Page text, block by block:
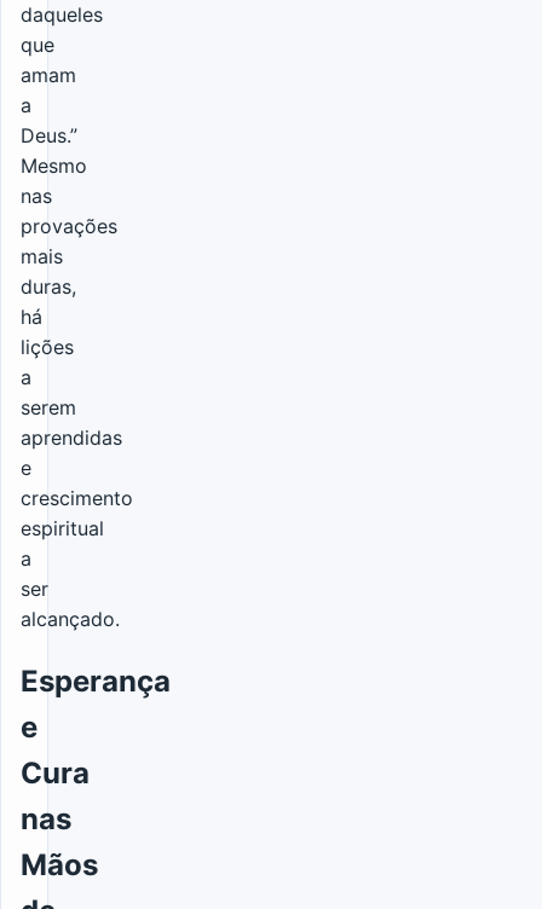
daqueles
que
amam
a
Deus.”
Mesmo
nas
provações
mais
duras,
há
lições
a
serem
aprendidas
e
crescimento
espiritual
a
ser
alcançado.
Esperança
e
Cura
nas
Mãos